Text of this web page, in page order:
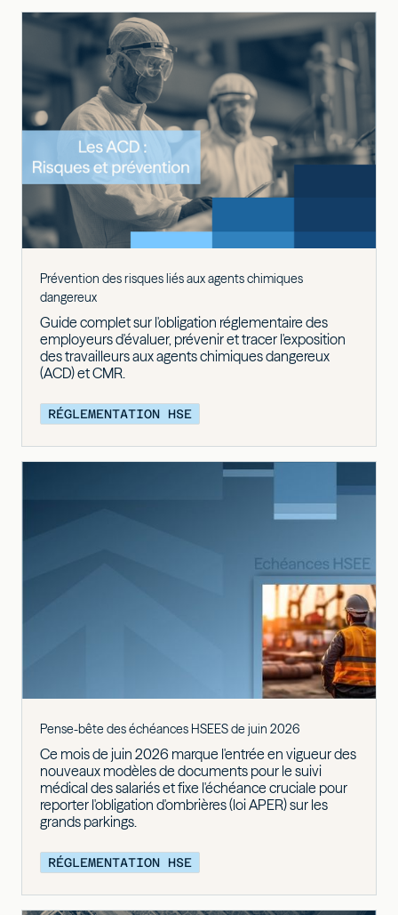
Prévention des risques liés aux agents chimiques
dangereux
Guide complet sur l'obligation réglementaire des
employeurs d'évaluer, prévenir et tracer l'exposition
des travailleurs aux agents chimiques dangereux
(ACD) et CMR.
RÉGLEMENTATION HSE
Pense-bête des échéances HSEES de juin 2026
Ce mois de juin 2026 marque l'entrée en vigueur des
nouveaux modèles de documents pour le suivi
médical des salariés et fixe l'échéance cruciale pour
reporter l'obligation d'ombrières (loi APER) sur les
grands parkings.
RÉGLEMENTATION HSE